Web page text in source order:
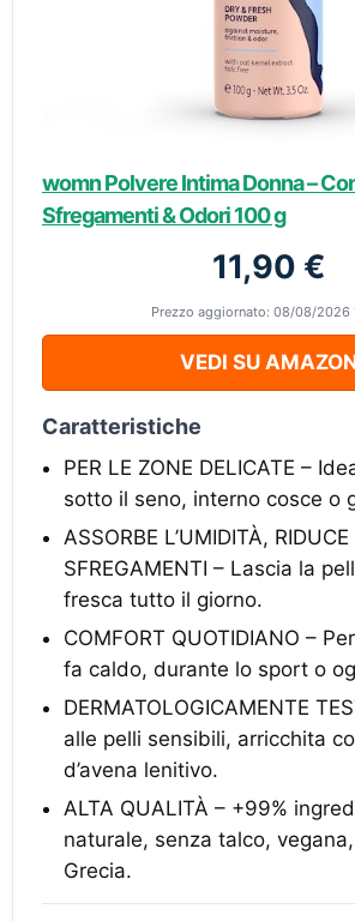
womn Polvere Intima Donna –
Sfregamenti & Odori 100 g
11,90 €
Prezzo aggiornato: 08/08/2026
VEDI SU
Caratteristiche
PER LE ZONE DELICATE –
sotto il seno, interno cosce o
ASSORBE L’UMIDITÀ, RIDUCE
SFREGAMENTI – Lascia la
fresca tutto il giorno.
COMFORT QUOTIDIANO –
fa caldo, durante lo sport o
DERMATOLOGICAMENTE
alle pelli sensibili, arricchita
d’avena lenitivo.
ALTA QUALITÀ – +99%
naturale, senza talco,
Grecia.